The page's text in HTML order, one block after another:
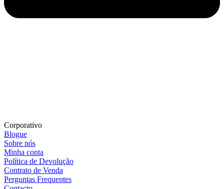
Corporativo
Blogue
Sobre nós
Minha conta
Política de Devolução
Contrato de Venda
Perguntas Frequentes